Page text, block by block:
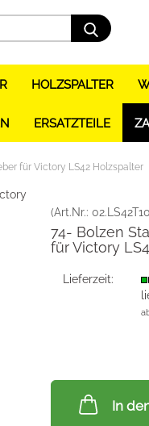
Suche...
HOLZSPALTER
ERSATZTEILE
für Victory LS42 Holzspalter
(Art.Nr.:
74- Bolzen
für Victory
Lieferzeit:
In